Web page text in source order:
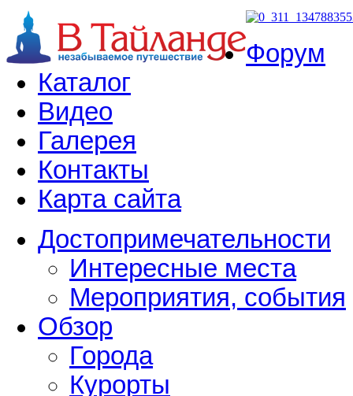
Форум
Каталог
Видео
Галерея
Контакты
Карта сайта
Достопримечательности
Интересные места
Мероприятия, события
Обзор
Города
Курорты